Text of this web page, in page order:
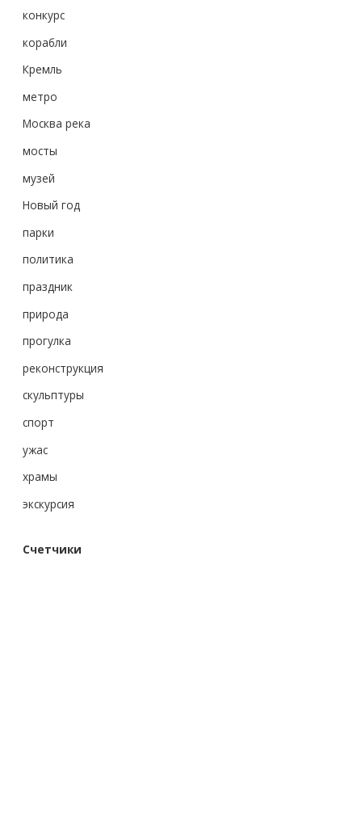
конкурс
корабли
Кремль
метро
Москва река
мосты
музей
Новый год
парки
политика
праздник
природа
прогулка
реконструкция
скульптуры
спорт
ужас
храмы
экскурсия
Счетчики